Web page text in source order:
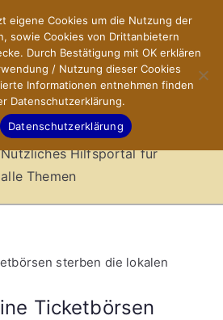
X-Sites.de
–
Hilfsportal
Nützliches Hilfsportal für
alle Themen
Ticketbörsen
sterben die lokalen
eigene Cookies um die Nutzung der
sowie Cookies von Drittanbietern
Durch Bestätigung mit OK erklären
/ Nutzung dieser Cookies
Informationen entnehmen finden
Datenschutzerklärung.
Datenschutzerklärung